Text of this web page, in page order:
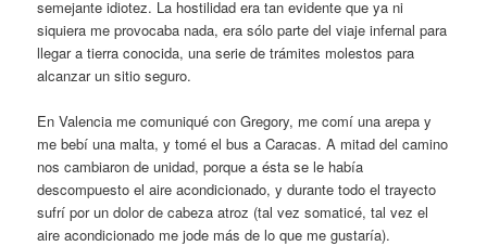
semejante idiotez. La hostilidad era tan evidente que ya ni
siquiera me provocaba nada, era sólo parte del viaje infernal para
llegar a tierra conocida, una serie de trámites molestos para
alcanzar un sitio seguro.
En Valencia me comuniqué con Gregory, me comí una arepa y
me bebí una malta, y tomé el bus a Caracas. A mitad del camino
nos cambiaron de unidad, porque a ésta se le había
descompuesto el aire acondicionado, y durante todo el trayecto
sufrí por un dolor de cabeza atroz (tal vez somaticé, tal vez el
aire acondicionado me jode más de lo que me gustaría).